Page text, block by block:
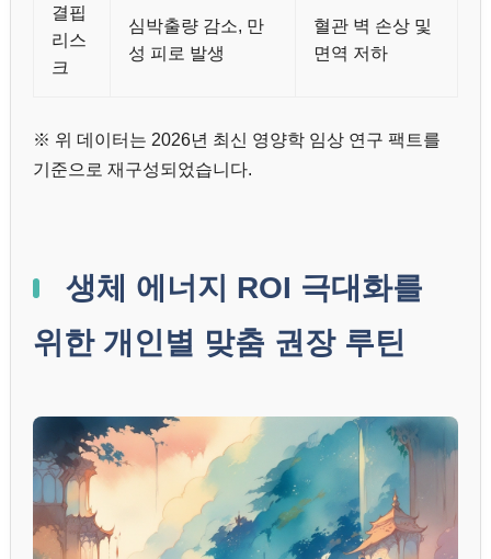
결핍
리스
크
심박출량 감소, 만
성 피로 발생
혈관 벽 손상 및
면역 저하
※ 위 데이터는 2026년 최신 영양학 임상 연구 팩트를
기준으로 재구성되었습니다.
생체 에너지 ROI 극대화를
위한 개인별 맞춤 권장 루틴